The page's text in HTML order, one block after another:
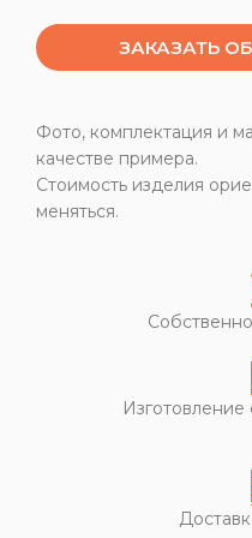
ЗАКАЗАТЬ
Фото, комплектация и
качестве примера.
Стоимость изделия
меняться.
Изготовление